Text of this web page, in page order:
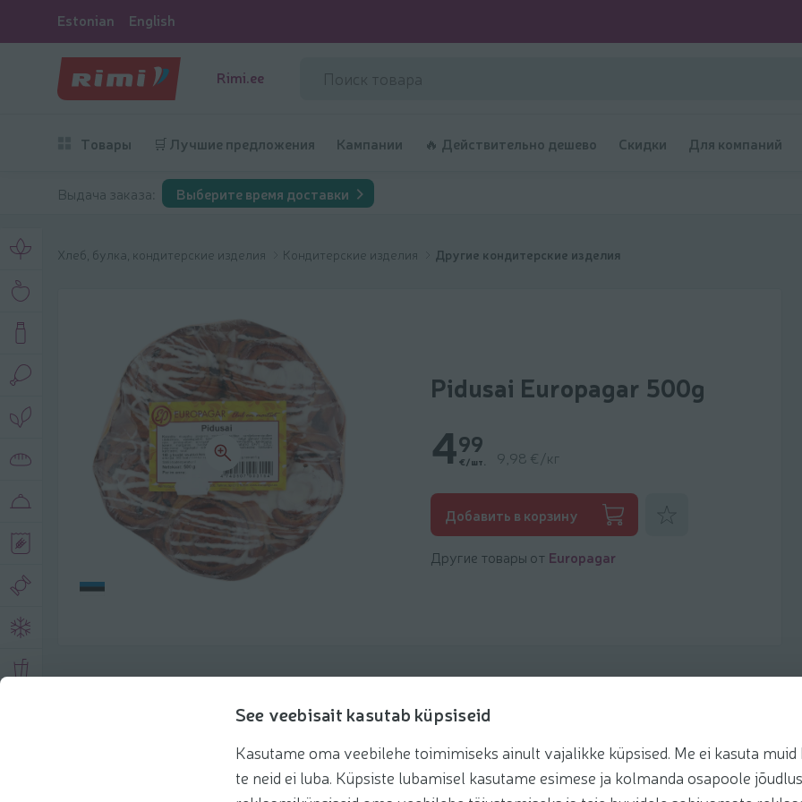
See veebisait kasutab küpsiseid
Kasutame oma veebilehe toimimiseks ainult vajalikke küpsised. Me ei kasuta muid
te neid ei luba. Küpsiste lubamisel kasutame esimese ja kolmanda osapoole
Estonian English
Rimi.ee
Товары 🛒 Лучшие предложения Кампании 🔥 Действительно дешево Скидки Для компаний
Выдача заказа: Выберите время доставки
Хлеб, булка, кондитерские изделия Кондитерские изделия Другие кондитерские изделия
Pidusai Europagar 500g
499
€/шт. 9,98 €/кг
Добавить в корзину
Другие товары от Europagar
Рекомендации Рецепты